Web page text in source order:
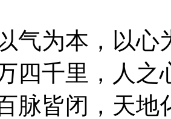
为本，以心
四千里，人之
脉皆闭，天地